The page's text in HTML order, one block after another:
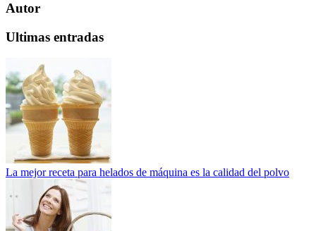
Autor
Ultimas entradas
La mejor receta para helados de máquina es la calidad del polvo